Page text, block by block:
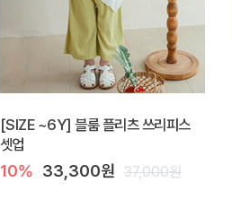
[SIZE ~6Y] 블룸 플리츠 쓰리피스
셋업
10% 33,300원 37,000원